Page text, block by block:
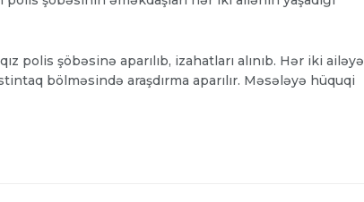
polis şöbəsinə aparılıb, izahatları alınıb. Hər iki ailəyə
bölməsində araşdırma aparılır. Məsələyə hüquqi